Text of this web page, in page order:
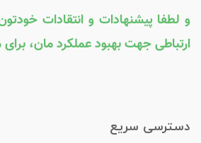
و لطفا پیشنهادات و انتقادات
ارتباطی جهت بهبود عملکرد مان، برای
دسترسی سریع